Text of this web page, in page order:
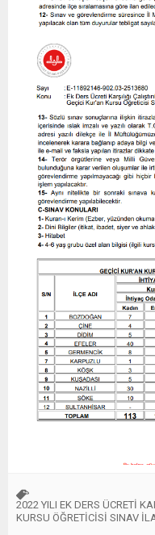
2022 YILI EK DERS ÜCRETİ
KURSU ÖĞRETİCİSİ SINAV